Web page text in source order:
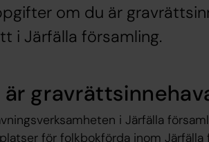
om du är
i Järfälla församling.
är
i ​Järfälla
för folkbokförda inom ​Järfälla